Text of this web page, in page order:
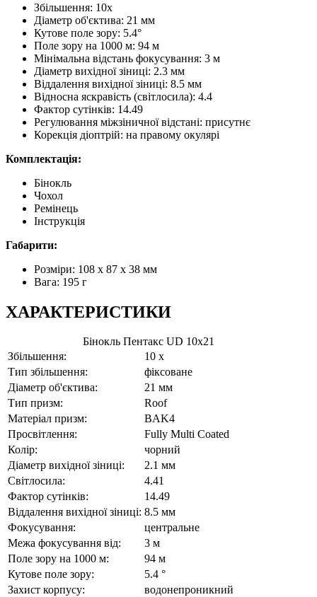
Збільшення: 10x
Діаметр об'єктива: 21 мм
Кутове поле зору: 5.4°
Поле зору на 1000 м: 94 м
Мінімальна відстань фокусування: 3 м
Діаметр вихідної зіниці: 2.3 мм
Віддалення вихідної зіниці: 8.5 мм
Відносна яскравість (світлосила): 4.4
Фактор сутінків: 14.49
Регулювання міжзіничної відстані: присутнє
Корекція діоптрій: на правому окулярі
Комплектація:
Бінокль
Чохол
Ремінець
Інструкція
Габарити:
Розміри: 108 x 87 x 38 мм
Вага: 195 г
ХАРАКТЕРИСТИКИ
Бінокль Пентакс UD 10x21
Збільшення:
10 x
Тип збільшення:
фіксоване
Діаметр об'єктива:
21 мм
Тип призм:
Roof
Матеріал призм:
BAK4
Просвітлення:
Fully Multi Coated
Колір:
чорний
Діаметр вихідної зіниці:
2.1 мм
Світлосила:
4.41
Фактор сутінків:
14.49
Віддалення вихідної зіниці: 8.5 мм
Фокусування:
центральне
Межа фокусування від:
3 м
Поле зору на 1000 м:
94 м
Кутове поле зору:
5.4 °
Захист корпусу:
водонепроникний